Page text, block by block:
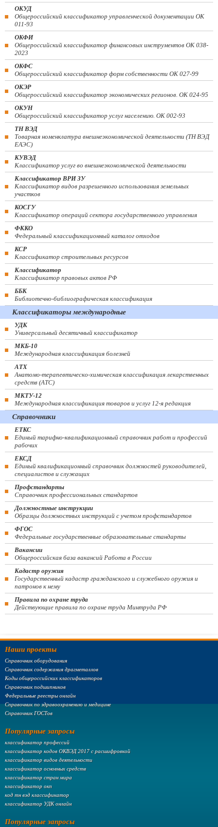
ОКУД
Общероссийский классификатор управленческой документации ОК
011-93
ОКФИ
Общероссийский классификатор финансовых инструментов OK 038-
2023
ОКФС
Общероссийский классификатор форм собственности ОК 027-99
ОКЭР
Общероссийский классификатор экономических регионов. ОК 024-95
ОКУН
Общероссийский классификатор услуг населению. ОК 002-93
ТН ВЭД
Товарная номенклатура внешнеэкономической деятельности (ТН ВЭД
ЕАЭС)
КУВЭД
Классификатор услуг во внешнеэкономической деятельности
Классификатор ВРИ ЗУ
Классификатор видов разрешенного использования земельных
участков
КОСГУ
Классификатор операций сектора государственного управления
ФККО
Федеральный классификационный каталог отходов
КСР
Классификатор строительных ресурсов
Классификатор
Классификатор правовых актов РФ
ББК
Библиотечно-библиографическая классификация
Классификаторы международные
УДК
Универсальный десятичный классификатор
МКБ-10
Международная классификация болезней
АТХ
Анатомо-терапевтическо-химическая классификация лекарственных
средств (ATC)
МКТУ-12
Международная классификация товаров и услуг 12-я редакция
Справочники
ЕТКС
Единый тарифно-квалификационный справочник работ и профессий
рабочих
ЕКСД
Единый квалификационный справочник должностей руководителей,
специалистов и служащих
Профстандарты
Справочник профессиональных стандартов
Должностные инструкции
Образцы должностных инструкций с учетом профстандартов
ФГОС
Федеральные государственные образовательные стандарты
Вакансии
Общероссийская база вакансий Работа в России
Кадастр оружия
Государственный кадастр гражданского и служебного оружия и
патронов к нему
Правила по охране труда
Действующие правила по охране труда Минтруда РФ
Наши проекты
Справочник оборудования
Справочник содержания драгметаллов
Коды общероссийских классификаторов
Справочник подшипников
Федеральные реестры онлайн
Справочник по здравоохранению и медицине
Справочник ГОСТов
Популярные запросы
классификатор профессий
классификатор кодов ОКВЭД 2017 с расшифровкой
классификатор видов деятельности
классификатор основных средств
классификатор стран мира
классификатор окп
код тн вэд классификатор
классификатор УДК онлайн
Популярные запросы